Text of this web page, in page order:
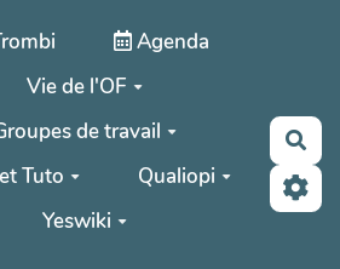
Agenda
Vie de l'OF
de travail
Tuto
Qualiopi
Yeswiki